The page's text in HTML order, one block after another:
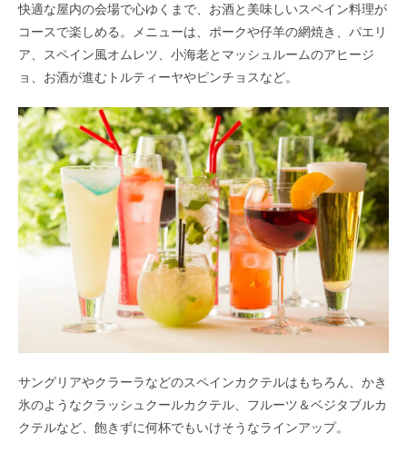
快適な屋内の会場で心ゆくまで、お酒と美味しいスペイン料理が
コースで楽しめる。メニューは、ポークや仔羊の網焼き、パエリ
ア、スペイン風オムレツ、小海老とマッシュルームのアヒージ
ョ、お酒が進むトルティーヤやピンチョスなど。
サングリアやクラーラなどのスペインカクテルはもちろん、かき
氷のようなクラッシュクールカクテル、フルーツ＆ベジタブルカ
クテルなど、飽きずに何杯でもいけそうなラインアップ。